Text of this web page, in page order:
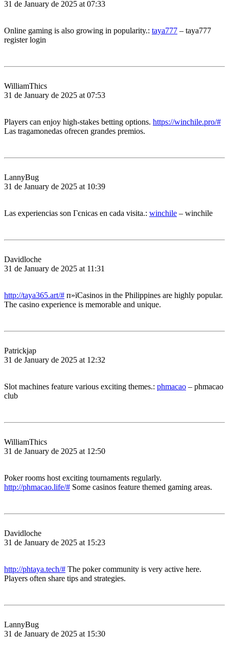
31 de January de 2025 at 07:33
Online gaming is also growing in popularity.: taya777 – taya777
register login
WilliamThics
31 de January de 2025 at 07:53
Players can enjoy high-stakes betting options. https://winchile.pro/#
Las tragamonedas ofrecen grandes premios.
LannyBug
31 de January de 2025 at 10:39
Las experiencias son Гєnicas en cada visita.: winchile – winchile
Davidloche
31 de January de 2025 at 11:31
http://taya365.art/# п»їCasinos in the Philippines are highly popular.
The casino experience is memorable and unique.
Patrickjap
31 de January de 2025 at 12:32
Slot machines feature various exciting themes.: phmacao – phmacao
club
WilliamThics
31 de January de 2025 at 12:50
Poker rooms host exciting tournaments regularly.
http://phmacao.life/# Some casinos feature themed gaming areas.
Davidloche
31 de January de 2025 at 15:23
http://phtaya.tech/# The poker community is very active here.
Players often share tips and strategies.
LannyBug
31 de January de 2025 at 15:30